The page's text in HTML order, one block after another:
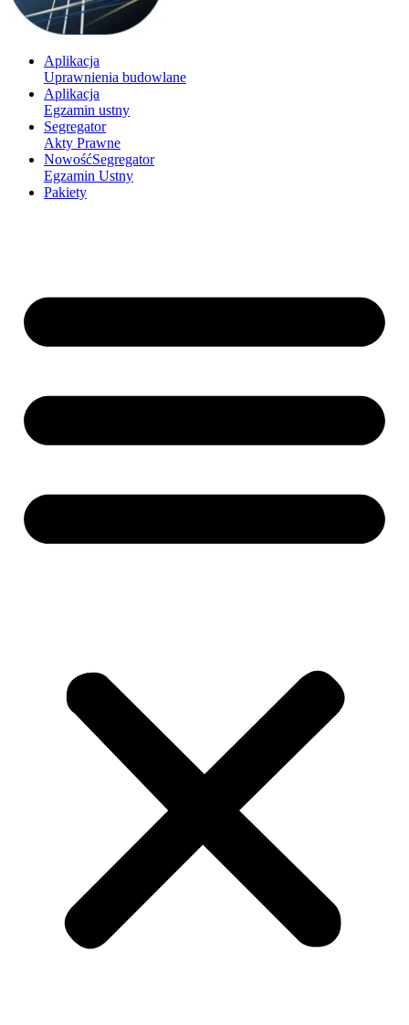
Aplikacja
Uprawnienia budowlane
Aplikacja
Egzamin ustny
Segregator
Akty Prawne
NowośćSegregator
Egzamin Ustny
Pakiety